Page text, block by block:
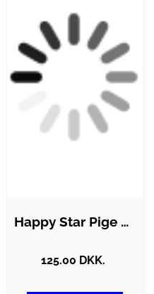
Happy Star Pige Sweatshirt - Sort - 116
125.00 DKK.